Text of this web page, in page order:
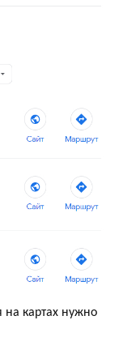
картах нужно